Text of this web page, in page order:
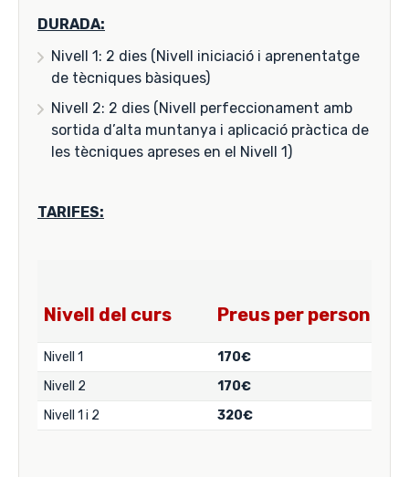
DURADA:
Nivell 1: 2 dies (Nivell iniciació i aprenentatge
de tècniques bàsiques)
Nivell 2: 2 dies (Nivell perfeccionament amb
sortida d’alta muntanya i aplicació pràctica de
les tècniques apreses en el Nivell 1)
TARIFES:
Nivell del curs Preus per persona
Nivell 1
170€
Nivell 2
170€
Nivell 1 i 2
320€